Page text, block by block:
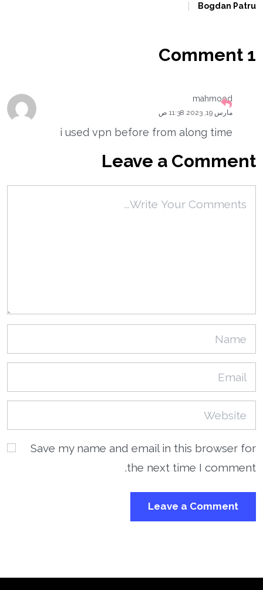
Bogdan Patru
1 Comment
mahmood
مارس 19, 2023 11:38 ص
i used vpn before from along time
Leave a Comment
Save my name and email in this browser for
the next time I comment.